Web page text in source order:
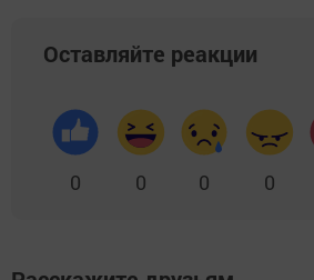
Оставляйте реакции
0 0 0 0